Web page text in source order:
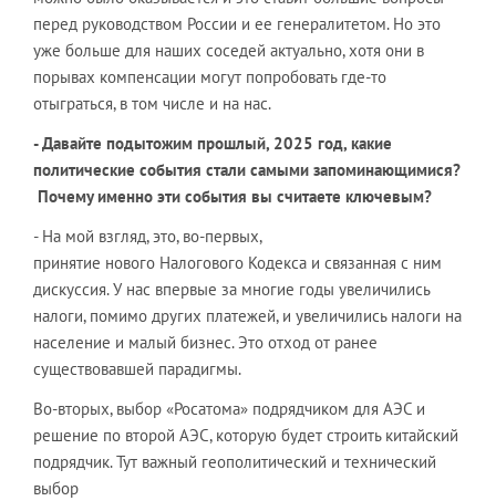
перед руководством России и ее генералитетом. Но это
уже больше для наших соседей актуально, хотя они в
порывах компенсации могут попробовать где-то
отыграться, в том числе и на нас.
- Давайте подытожим прошлый, 2025 год, какие
политические события стали самыми запоминающимися?
Почему именно эти события вы считаете ключевым?
- На мой взгляд, это, во-первых,
принятие нового Налогового Кодекса и связанная с ним
дискуссия. У нас впервые за многие годы увеличились
налоги, помимо других платежей, и увеличились налоги на
население и малый бизнес. Это отход от ранее
существовавшей парадигмы.
Во-вторых, выбор «Росатома» подрядчиком для АЭС и
решение по второй АЭС, которую будет строить китайский
подрядчик. Тут важный геополитический и технический
выбор